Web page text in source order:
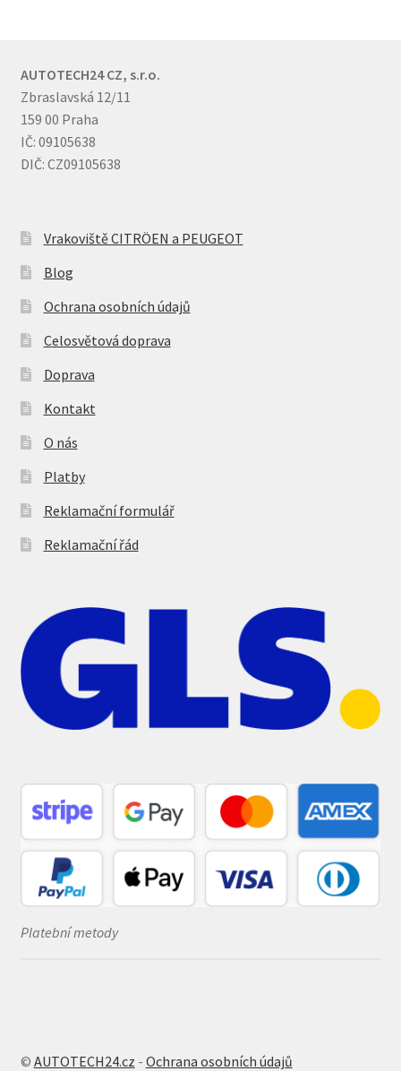
AUTOTECH24 CZ, s.r.o.
Zbraslavská 12/11
159 00 Praha
IČ: 09105638
DIČ: CZ09105638
Vrakoviště CITRÖEN a PEUGEOT
Blog
Ochrana osobních údajů
Celosvětová doprava
Doprava
Kontakt
O nás
Platby
Reklamační formulář
Reklamační řád
Platební metody
© AUTOTECH24.cz - Ochrana osobních údajů